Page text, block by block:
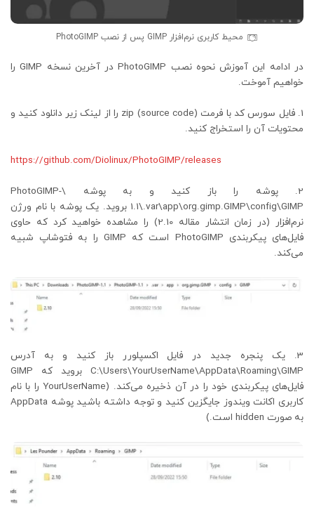
محیط کاربری نرم‌افزار GIMP پس از نصب PhotoGIMP
در ادامه این آموزش نحوه نصب PhotoGIMP در آخرین نسخه GIMP را
خواهیم آموخت.
فایل سورس کد با فرمت zip (source code) را از لینک زیر دانلود کنید و
محتویات آن را استخراج کنید.
https://github.com/Diolinux/PhotoGIMP/releases
پوشه را باز کنید و به پوشه \PhotoGIMP-
1.1\.var\app\org.gimp.GIMP\config\GIMP بروید. یک پوشه با نام ورژن
نرم‌افزار (در زمان انتشار مقاله 2.10) را مشاهده خواهید کرد که حاوی
فایل‌های پیکربندی PhotoGIMP است که GIMP را به فتوشاپ شبیه
می‌کند.
یک پنجره جدید در فایل اکسپلورر باز کنید و به آدرس
C:\Users\YourUserName\AppData\Roaming\GIMP بروید که GIMP
فایل‌های پیکربندی خود را در آن ذخیره می‌کند. (YourUserName را با نام
کاربری اکانت ویندوز جایگزین کنید و توجه داشته باشید پوشه AppData
به صورت hidden است.)